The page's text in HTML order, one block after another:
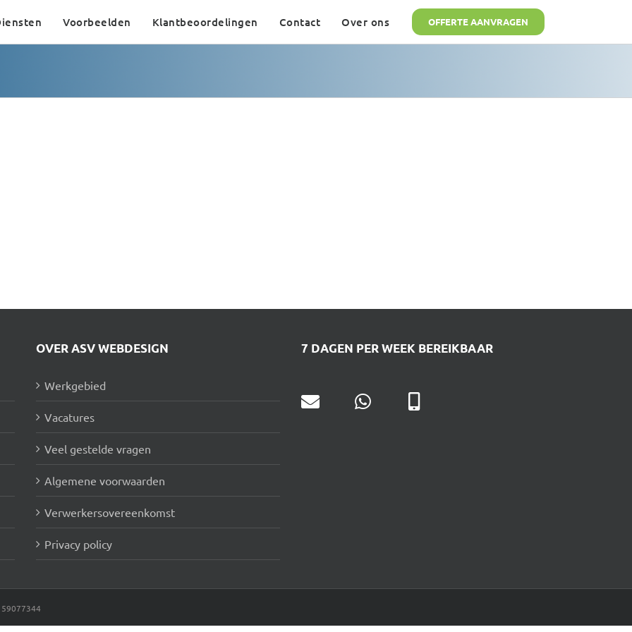
Voorbeelden Klantbeoordelingen Contact Over ons OFFERTE AANVRAGEN
OVER ASV WEBDESIGN
Werkgebied
Vacatures
Veel gestelde vragen
Algemene voorwaarden
Verwerkersovereenkomst
Privacy policy
7 DAGEN PER WEEK BEREIKBAAR